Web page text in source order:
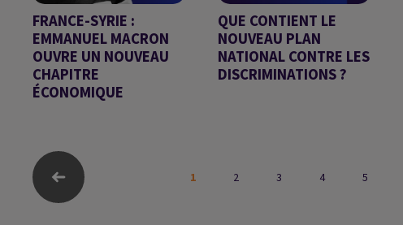
FRANCE-SYRIE :
EMMANUEL MACRON
OUVRE UN NOUVEAU
CHAPITRE
ÉCONOMIQUE
QUE CONTIENT LE
NOUVEAU PLAN
NATIONAL CONTRE LES
DISCRIMINATIONS ?
1 2 3 4 5